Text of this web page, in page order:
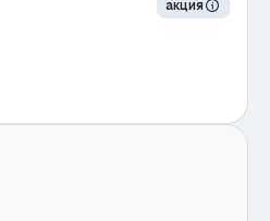
акция